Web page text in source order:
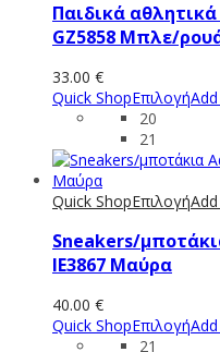
Παιδικά
GZ5858 Μπλε/
33.00 €
Quick ShopΕπιλογή
20
21
Quick ShopΕπιλογή
Sneakers/
IE3867 Μαύρα
40.00 €
Quick ShopΕπιλογή
21